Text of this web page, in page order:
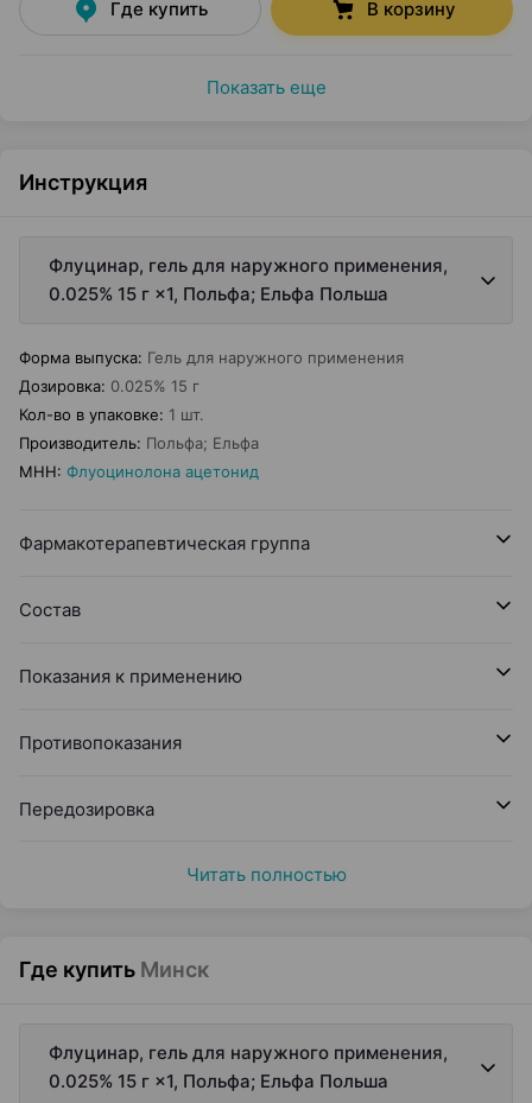
Где купить В корзину
Показать еще
Инструкция
Флуцинар, гель для наружного применения,
0.025% 15 г ×1, Польфа; Ельфа Польша
Форма выпуска: Гель для наружного применения
Дозировка: 0.025% 15 г
Кол-во в упаковке: 1 шт.
Производитель: Польфа; Ельфа
МНН: Флуоцинолона ацетонид
Фармакотерапевтическая группа
Состав
Показания к применению
Противопоказания
Передозировка
Читать полностью
Где купить Минск
Флуцинар, гель для наружного применения,
0.025% 15 г ×1, Польфа; Ельфа Польша